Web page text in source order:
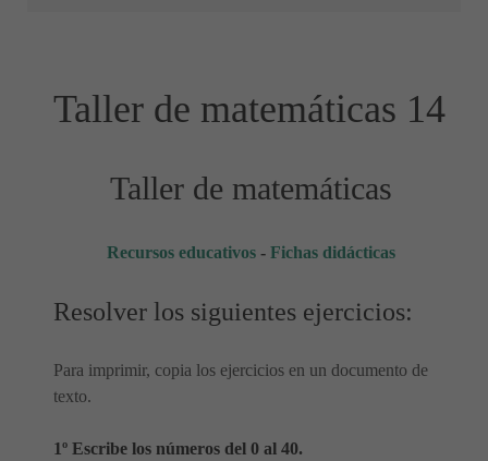
Taller de matemáticas 14
Taller de matemáticas
Recursos educativos- Fichas didácticas
Resolver los siguientes ejercicios:
Para imprimir, copia los ejercicios en un documento de
texto.
1º Escribe los números del 0 al 40.